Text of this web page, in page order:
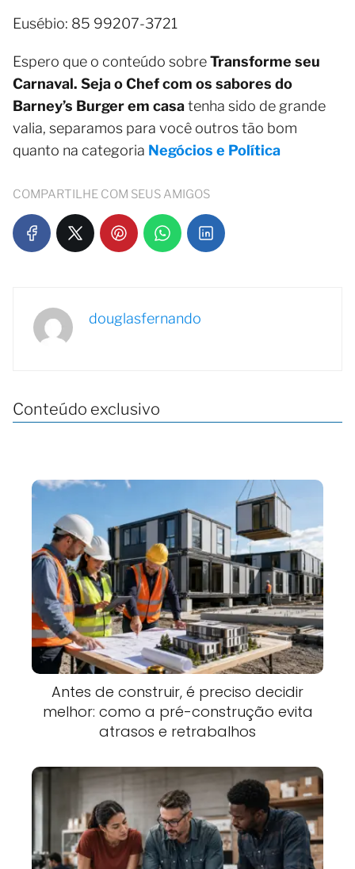
Eusébio: 85 99207-3721
Espero que o conteúdo sobreTransforme seu
Carnaval. Seja o Chef com os sabores do
Barney’s Burger em casatenha sido de grande
valia, separamos para você outros tão bom
quanto na categoria Negócios e Política
COMPARTILHE COM SEUS AMIGOS
douglasfernando
Conteúdo exclusivo
Antes de construir, é preciso decidir
melhor: como a pré-construção evita
atrasos e retrabalhos